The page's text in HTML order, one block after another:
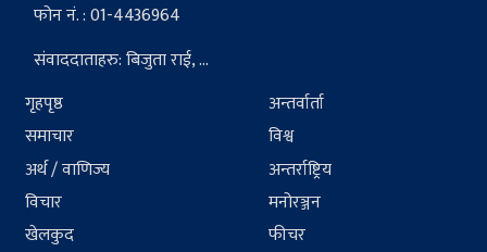
फोन नं. : 01-4436964
संवाददाताहरु: बिजुता राई, ...
गृहपृष्ठ
समाचार
अर्थ / वाणिज्य
विचार
खेलकुद
अन्तर्वार्ता
विश्व
अन्तर्राष्ट्रिय
मनोरञ्जन
फीचर